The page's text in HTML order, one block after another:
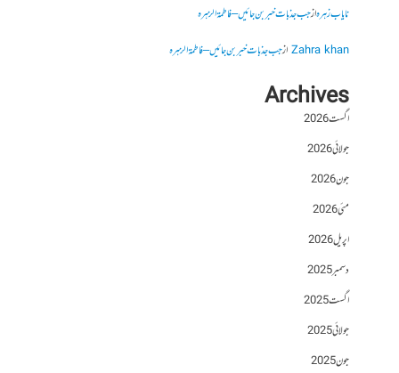
نایاب زہرہازجب جذبات خبر بن جائیں – فاطمۃالزہرہ
Zahra khanازجب جذبات خبر بن جائیں – فاطمۃالزہرہ
Archives
اگست 2026
جولائی 2026
جون 2026
مئی 2026
اپریل 2026
دسمبر 2025
اگست 2025
جولائی 2025
جون 2025